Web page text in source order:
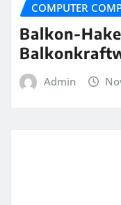
COMPUTER
Balkon-
Admin